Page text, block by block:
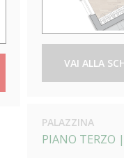
VAI ALLA
PALAZZINA
PIANO TERZO |